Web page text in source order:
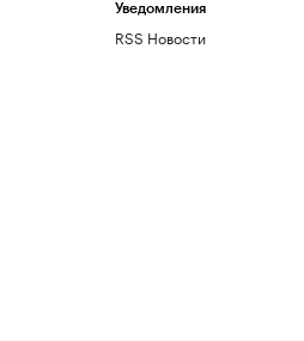
Уведомления
RSS Новости